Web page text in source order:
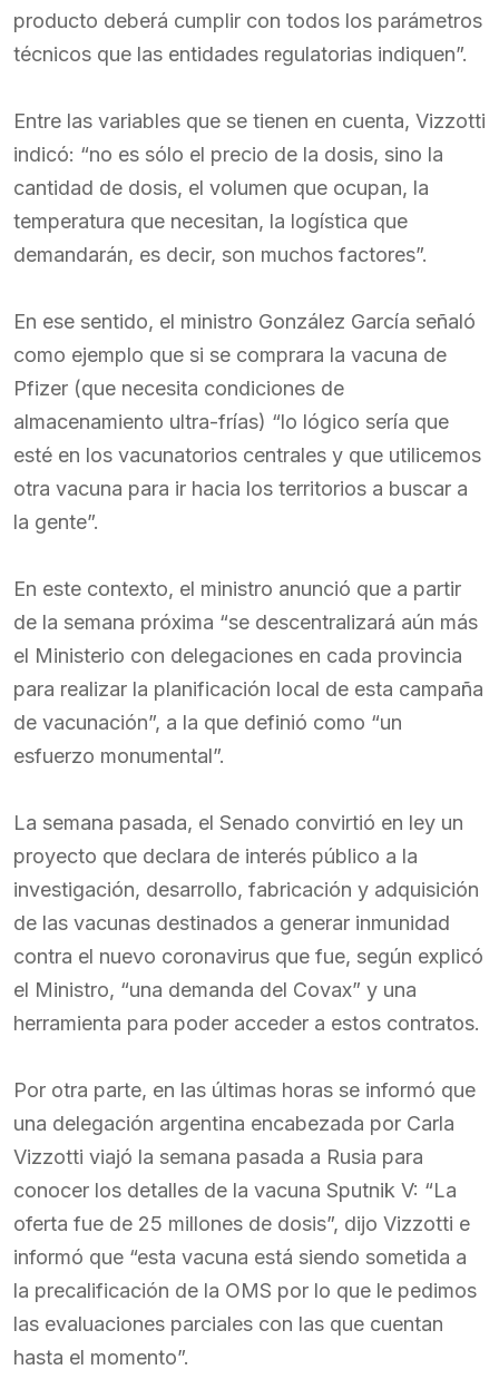
producto deberá cumplir con todos los parámetros
técnicos que las entidades regulatorias indiquen”.
Entre las variables que se tienen en cuenta, Vizzotti
indicó: “no es sólo el precio de la dosis, sino la
cantidad de dosis, el volumen que ocupan, la
temperatura que necesitan, la logística que
demandarán, es decir, son muchos factores”.
En ese sentido, el ministro González García señaló
como ejemplo que si se comprara la vacuna de
Pfizer (que necesita condiciones de
almacenamiento ultra-frías) “lo lógico sería que
esté en los vacunatorios centrales y que utilicemos
otra vacuna para ir hacia los territorios a buscar a
la gente”.
En este contexto, el ministro anunció que a partir
de la semana próxima “se descentralizará aún más
el Ministerio con delegaciones en cada provincia
para realizar la planificación local de esta campaña
de vacunación”, a la que definió como “un
esfuerzo monumental”.
La semana pasada, el Senado convirtió en ley un
proyecto que declara de interés público a la
investigación, desarrollo, fabricación y adquisición
de las vacunas destinados a generar inmunidad
contra el nuevo coronavirus que fue, según explicó
el Ministro, “una demanda del Covax” y una
herramienta para poder acceder a estos contratos.
Por otra parte, en las últimas horas se informó que
una delegación argentina encabezada por Carla
Vizzotti viajó la semana pasada a Rusia para
conocer los detalles de la vacuna Sputnik V: “La
oferta fue de 25 millones de dosis”, dijo Vizzotti e
informó que “esta vacuna está siendo sometida a
la precalificación de la OMS por lo que le pedimos
las evaluaciones parciales con las que cuentan
hasta el momento”.